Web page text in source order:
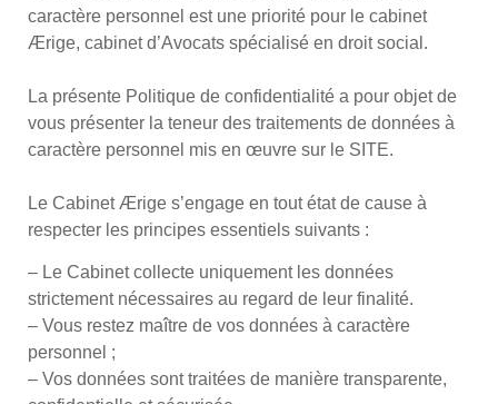
caractère personnel est une priorité pour le cabinet
Ærige, cabinet d’Avocats spécialisé en droit social.
La présente Politique de confidentialité a pour objet de
vous présenter la teneur des traitements de données à
caractère personnel mis en œuvre sur le SITE.
Le Cabinet Ærige s’engage en tout état de cause à
respecter les principes essentiels suivants :
– Le Cabinet collecte uniquement les données
strictement nécessaires au regard de leur finalité.
– Vous restez maître de vos données à caractère
personnel ;
– Vos données sont traitées de manière transparente,